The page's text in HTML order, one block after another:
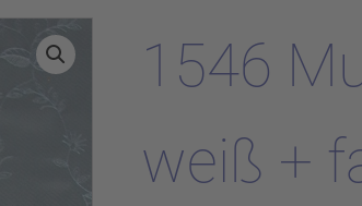
1546
weiß +